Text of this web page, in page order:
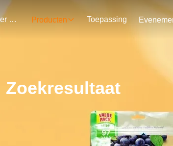
Ongeveer Ons Producten Toepassing
Zoekresultaat